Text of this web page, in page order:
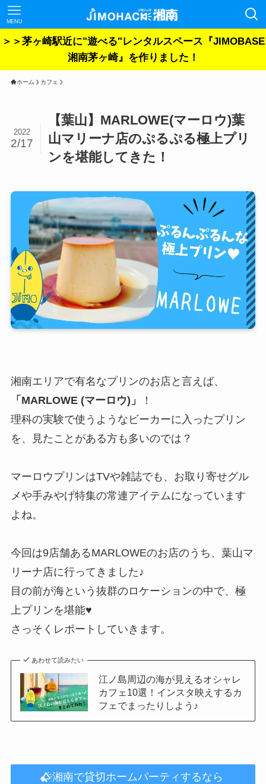
MENU
＞＞茅ヶ崎駅近に"遊べる"レンタルスペース『JIMOBASE
湘南茅ヶ崎』を作りました！
ホーム カフェ
【葉山】MARLOWE(マーロウ)葉
山マリーナ店のぷるぷる極上プリ
ンを堪能してきた！
2022
2/17
湘南エリアで有名なプリンのお店と言えば、
「MARLOWE (マーロウ)」
！
理科の実験で使うようなビーカーに入ったプリン
を、見たことがある方も多いのでは？
マーロウプリンはTVや雑誌でも、お取り寄せグル
メや手みやげ特集の常連アイテムになっています
よね。
今回は9店舗あるMARLOWEのお店のうち、葉山マ
リーナ店に行ってきました♪
目の前が海という抜群のロケーションの中で、極
上プリンを堪能♥
さっそくレポートしていきます。
あわせて読みたい
江ノ島周辺の海が見えるオシャレ
カフェ10選！インスタ映えするカ
フェでまったりしよう♪
湘南で貸切ホームパーティするなら